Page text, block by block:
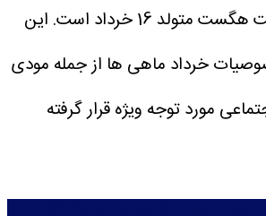
این
خرداد ماهی ها از جمله مودی
مورد توجه ویژه قرار گرفته